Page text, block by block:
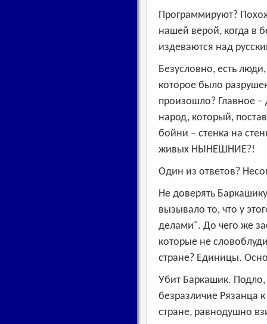
Программируют?
нашей верой, когда в
издеваются над
Безусловно, есть
которое было
произошло? Главное –
народ, который,
бойни – стенка на
живых НЫНЕШНИЕ?!
Один из ответов?
Не доверять
вызывало то, что у
делами". До чего же
которые не
стране? Единицы.
Убит Баркашик. Подло,
безразличие Рязанца
стране, равнодушно